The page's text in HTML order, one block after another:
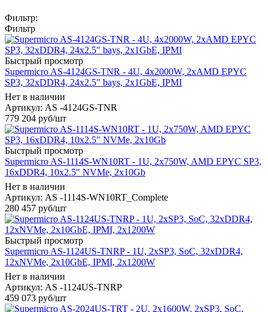
Фильтр:
Фильтр
Быстрый просмотр
Supermicro AS-4124GS-TNR - 4U, 4x2000W, 2xAMD EPYC
SP3, 32xDDR4, 24x2.5" bays, 2x1GbE, IPMI
Нет в наличии
Артикул: AS -4124GS-TNR
779 204 руб/шт
Быстрый просмотр
Supermicro AS-1114S-WN10RT - 1U, 2x750W, AMD EPYC SP3,
16xDDR4, 10x2.5" NVMe, 2x10Gb
Нет в наличии
Артикул: AS -1114S-WN10RT_Complete
280 457 руб/шт
Быстрый просмотр
Supermicro AS-1124US-TNRP - 1U, 2xSP3, SoC, 32xDDR4,
12xNVMe, 2x10GbE, IPMI, 2x1200W
Нет в наличии
Артикул: AS -1124US-TNRP
459 073 руб/шт